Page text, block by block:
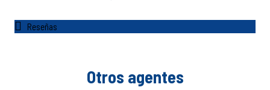
Reseñas
Otros agentes